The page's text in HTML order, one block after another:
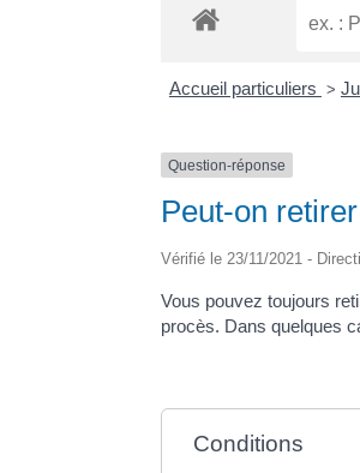
Accueil particuliers >
Question-réponse
Peut-on
Vérifié le 23/11/2021 -
Vous pouvez toujours
procès. Dans quelques
Conditions